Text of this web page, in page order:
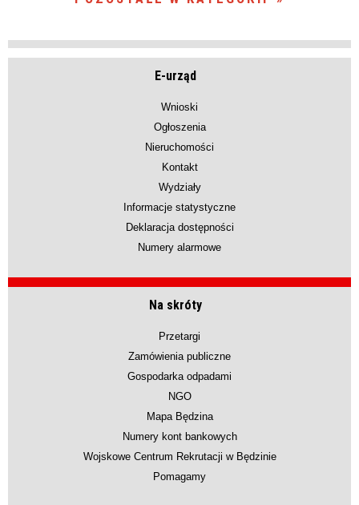
E-urząd
Wnioski
Ogłoszenia
Nieruchomości
Kontakt
Wydziały
Informacje statystyczne
Deklaracja dostępności
Numery alarmowe
Na skróty
Przetargi
Zamówienia publiczne
Gospodarka odpadami
NGO
Mapa Będzina
Numery kont bankowych
Wojskowe Centrum Rekrutacji w Będzinie
Pomagamy